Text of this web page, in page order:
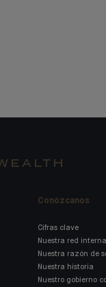
Conózcanos
Cifras clave
Nuestra red
Nuestra razón de
Nuestra historia
Nuestro gobierno